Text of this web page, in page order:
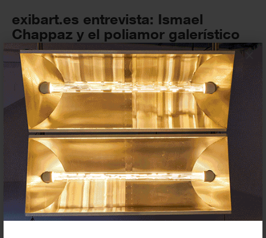
×
exibart.es entrevista: Ismael
Chappaz y el poliamor galerístico
ENTREVISTAS 17 MAYO 2022